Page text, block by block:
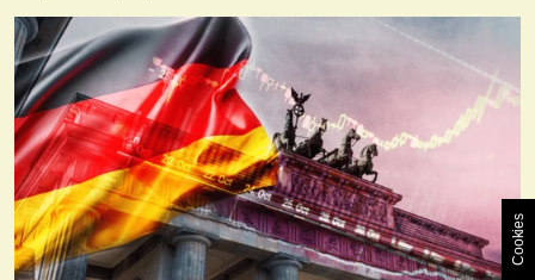
Cookies